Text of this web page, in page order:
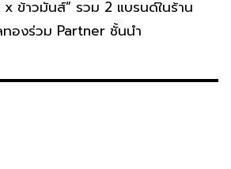
x ข้าวมันส์” รวม 2 แบรนด์ในร้าน
ทองร่วม Partner ชั้นนำ